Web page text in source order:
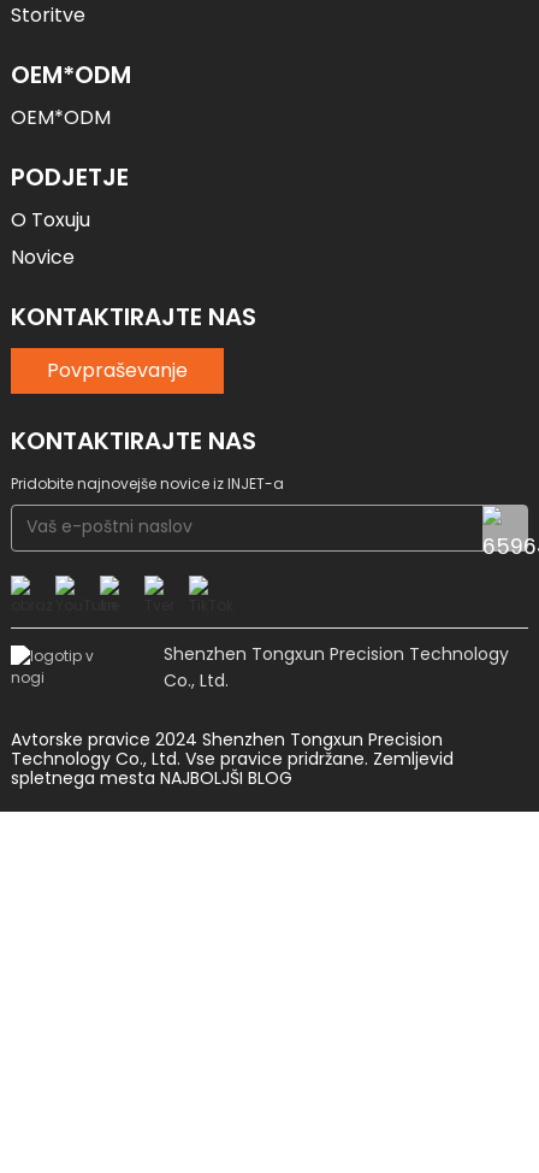
Storitve
OEM*ODM
OEM*ODM
PODJETJE
O Toxuju
Novice
KONTAKTIRAJTE NAS
Povpraševanje
KONTAKTIRAJTE NAS
Pridobite najnovejše novice iz INJET-a
Shenzhen Tongxun Precision Technology
Co., Ltd.
Avtorske pravice 2024 Shenzhen Tongxun Precision
Technology Co., Ltd. Vse pravice pridržane. Zemljevid
spletnega mesta NAJBOLJŠI BLOG